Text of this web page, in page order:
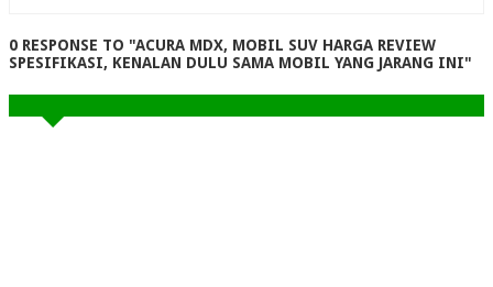
0 RESPONSE TO "ACURA MDX, MOBIL SUV HARGA REVIEW
SPESIFIKASI, KENALAN DULU SAMA MOBIL YANG JARANG INI"